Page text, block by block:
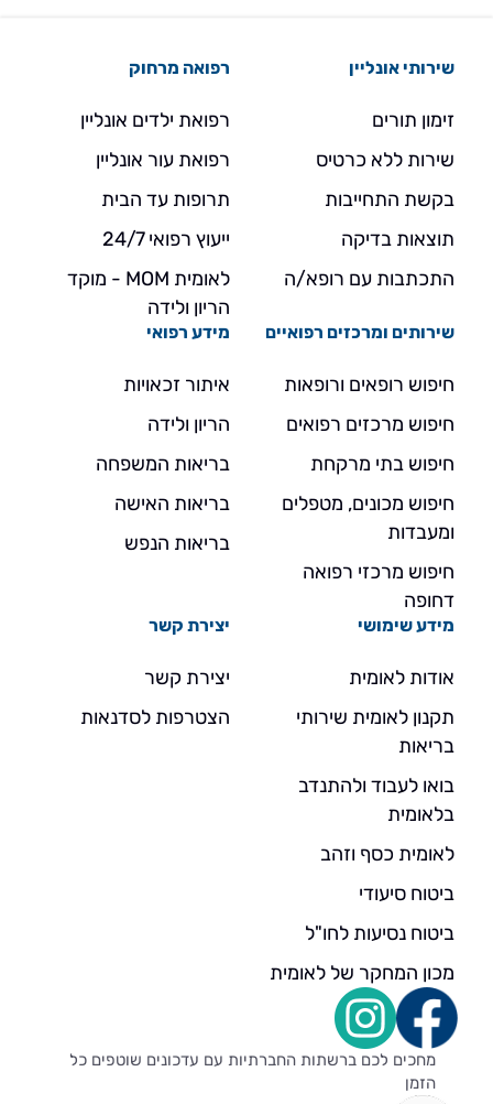
שירותי אונליין
זימון תורים
שירות ללא כרטיס
בקשת התחייבות
תוצאות בדיקה
התכתבות עם רופא/ה
רפואה מרחוק
רפואת ילדים אונליין
רפואת עור אונליין
תרופות עד הבית
ייעוץ רפואי 24/7
לאומית MOM - מוקד
הריון ולידה
שירותים ומרכזים רפואיים
חיפוש רופאים ורופאות
חיפוש מרכזים רפואים
חיפוש בתי מרקחת
חיפוש מכונים, מטפלים
ומעבדות
חיפוש מרכזי רפואה
דחופה
מידע רפואי
איתור זכאויות
הריון ולידה
בריאות המשפחה
בריאות האישה
בריאות הנפש
מידע שימושי
אודות לאומית
תקנון לאומית שירותי
בריאות
בואו לעבוד ולהתנדב
בלאומית
לאומית כסף וזהב
ביטוח סיעודי
ביטוח נסיעות לחו"ל
מכון המחקר של לאומית
יצירת קשר
יצירת קשר
הצטרפות לסדנאות
מחכים לכם ברשתות החברתיות עם עדכונים שוטפים כל
הזמן